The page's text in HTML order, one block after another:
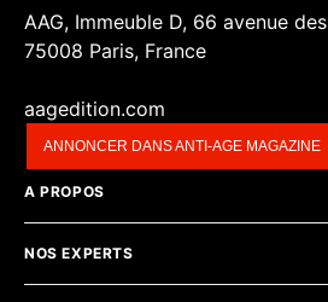
AAG, Immeuble D, 66 avenue
75008 Paris, France
aagedition.com
ANNONCER DANS ANTI-AGE MAGAZINE
A PROPOS
NOS EXPERTS